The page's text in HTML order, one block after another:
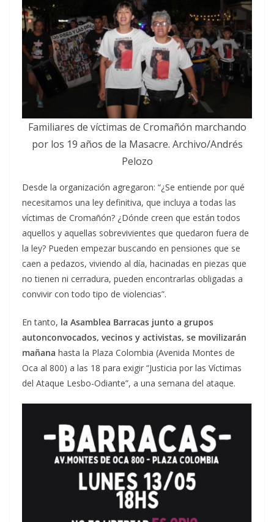
Familiares de víctimas de Cromañón marchando
por los 19 años de la Masacre. Archivo/Andrés
Pelozo
Desde la organización agregaron: “¿Se entiende por qué
necesitamos una ley definitiva, que incluya a todas las
víctimas de Cromañón? ¿Dónde creen que están todos
aquellos y aquellas sobrevivientes que quedaron fuera de
la ley? Pueden empezar buscando en pensiones que se
caen a pedazos, viviendo al día, hacinadas en piezas que
no tienen ni cerradura, pueden encontrarlas obligadas a
convivir con todo tipo de violencias”.
En tanto, la Asamblea Barracas junto a grupos
autonconvocados, vecinos y activistas, se movilizarán
mañana hasta la Plaza Colombia (Avenida Montes de
Oca al 800) a las 18 para exigir “Justicia por las Víctimas
del Ataque Lesbo-Odiante”, a una semana del ataque.